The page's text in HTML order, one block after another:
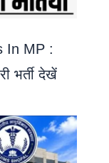
In MP :
भर्ती देखें